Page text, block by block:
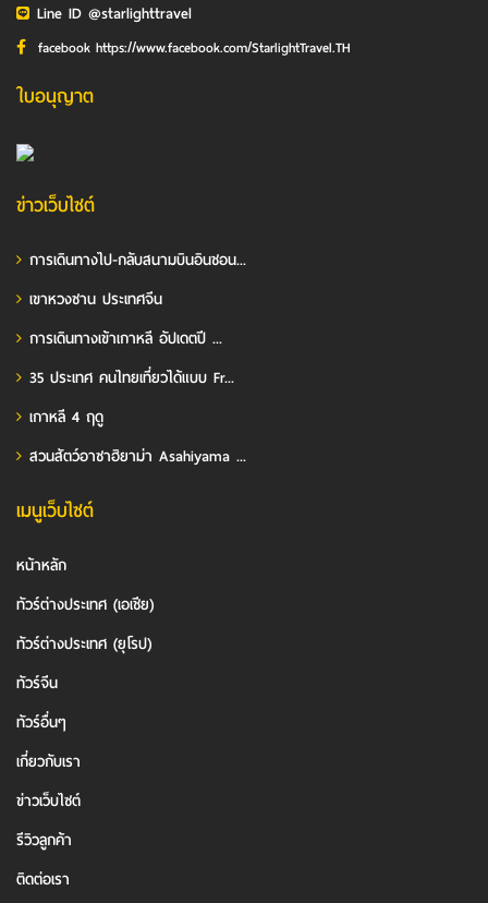
Line ID @starlighttravel
facebook https://www.facebook.com/StarlightTravel.TH
ใบอนุญาต
ข่าวเว็บไซต์
การเดินทางไป-กลับสนามบินอินชอน...
เขาหวงซาน ประเทศจีน
การเดินทางเข้าเกาหลี อัปเดตปี ...
35 ประเทศ คนไทยเที่ยวได้แบบ Fr...
เกาหลี 4 ฤดู
สวนสัตว์อาซาฮิยาม่า Asahiyama ...
เมนูเว็บไซต์
หน้าหลัก
ทัวร์ต่างประเทศ (เอเชีย)
ทัวร์ต่างประเทศ (ยุโรป)
ทัวร์จีน
ทัวร์อื่นๆ
เกี่ยวกับเรา
ข่าวเว็บไซต์
รีวิวลูกค้า
ติดต่อเรา